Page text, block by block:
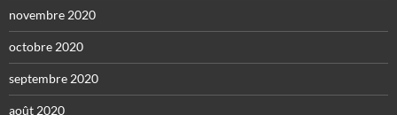
novembre 2020
octobre 2020
septembre 2020
août 2020